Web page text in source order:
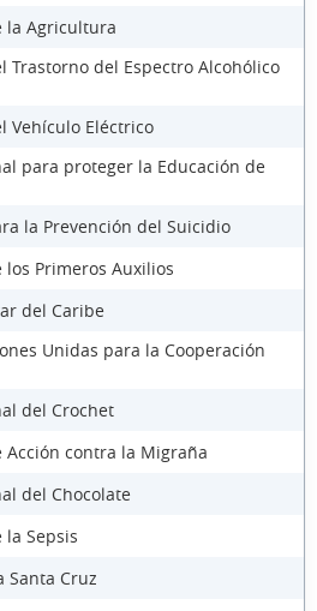
la Agricultura
Trastorno del Espectro Alcohólico
Vehículo Eléctrico
para proteger la Educación de
la Prevención del Suicidio
Primeros Auxilios
del Caribe
Unidas para la Cooperación
del Crochet
Acción contra la Migraña
del Chocolate
Sepsis
Santa Cruz